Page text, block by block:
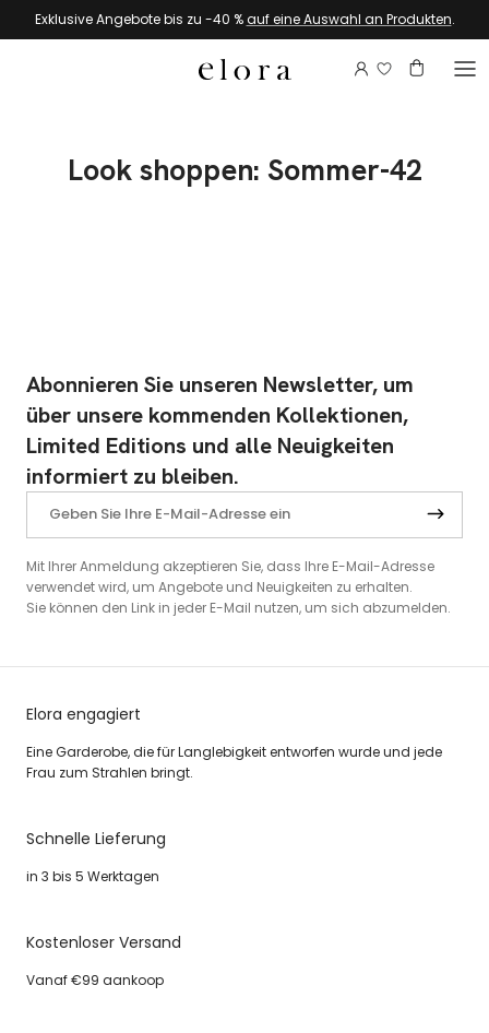
Zum Inhalt springen
Exklusive Angebote bis zu -40 %auf eine Auswahl an Produkten.
KontoMelden Sie
Look shoppen: Sommer-42
Abonnieren Sie unseren Newsletter, um
über unsere kommenden Kollektionen,
Limited Editions und alle Neuigkeiten
informiert zu bleiben.
Mit Ihrer Anmeldung akzeptieren Sie, dass Ihre E-Mail-Adresse
verwendet wird, um Angebote und Neuigkeiten zu erhalten.
Sie können den Link in jeder E-Mail nutzen, um sich abzumelden.
Elora engagiert
Eine Garderobe, die für Langlebigkeit entworfen wurde und jede
Frau zum Strahlen bringt.
Schnelle Lieferung
in 3 bis 5 Werktagen
Kostenloser Versand
Vanaf €99 aankoop